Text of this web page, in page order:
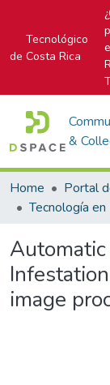
Tecnológico
de Costa Rica
&
Home
Tecnología en
image